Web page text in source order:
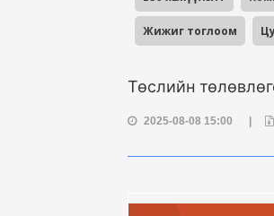
Жижиг тоглоом
Төслийн
2025-08-08 15:00